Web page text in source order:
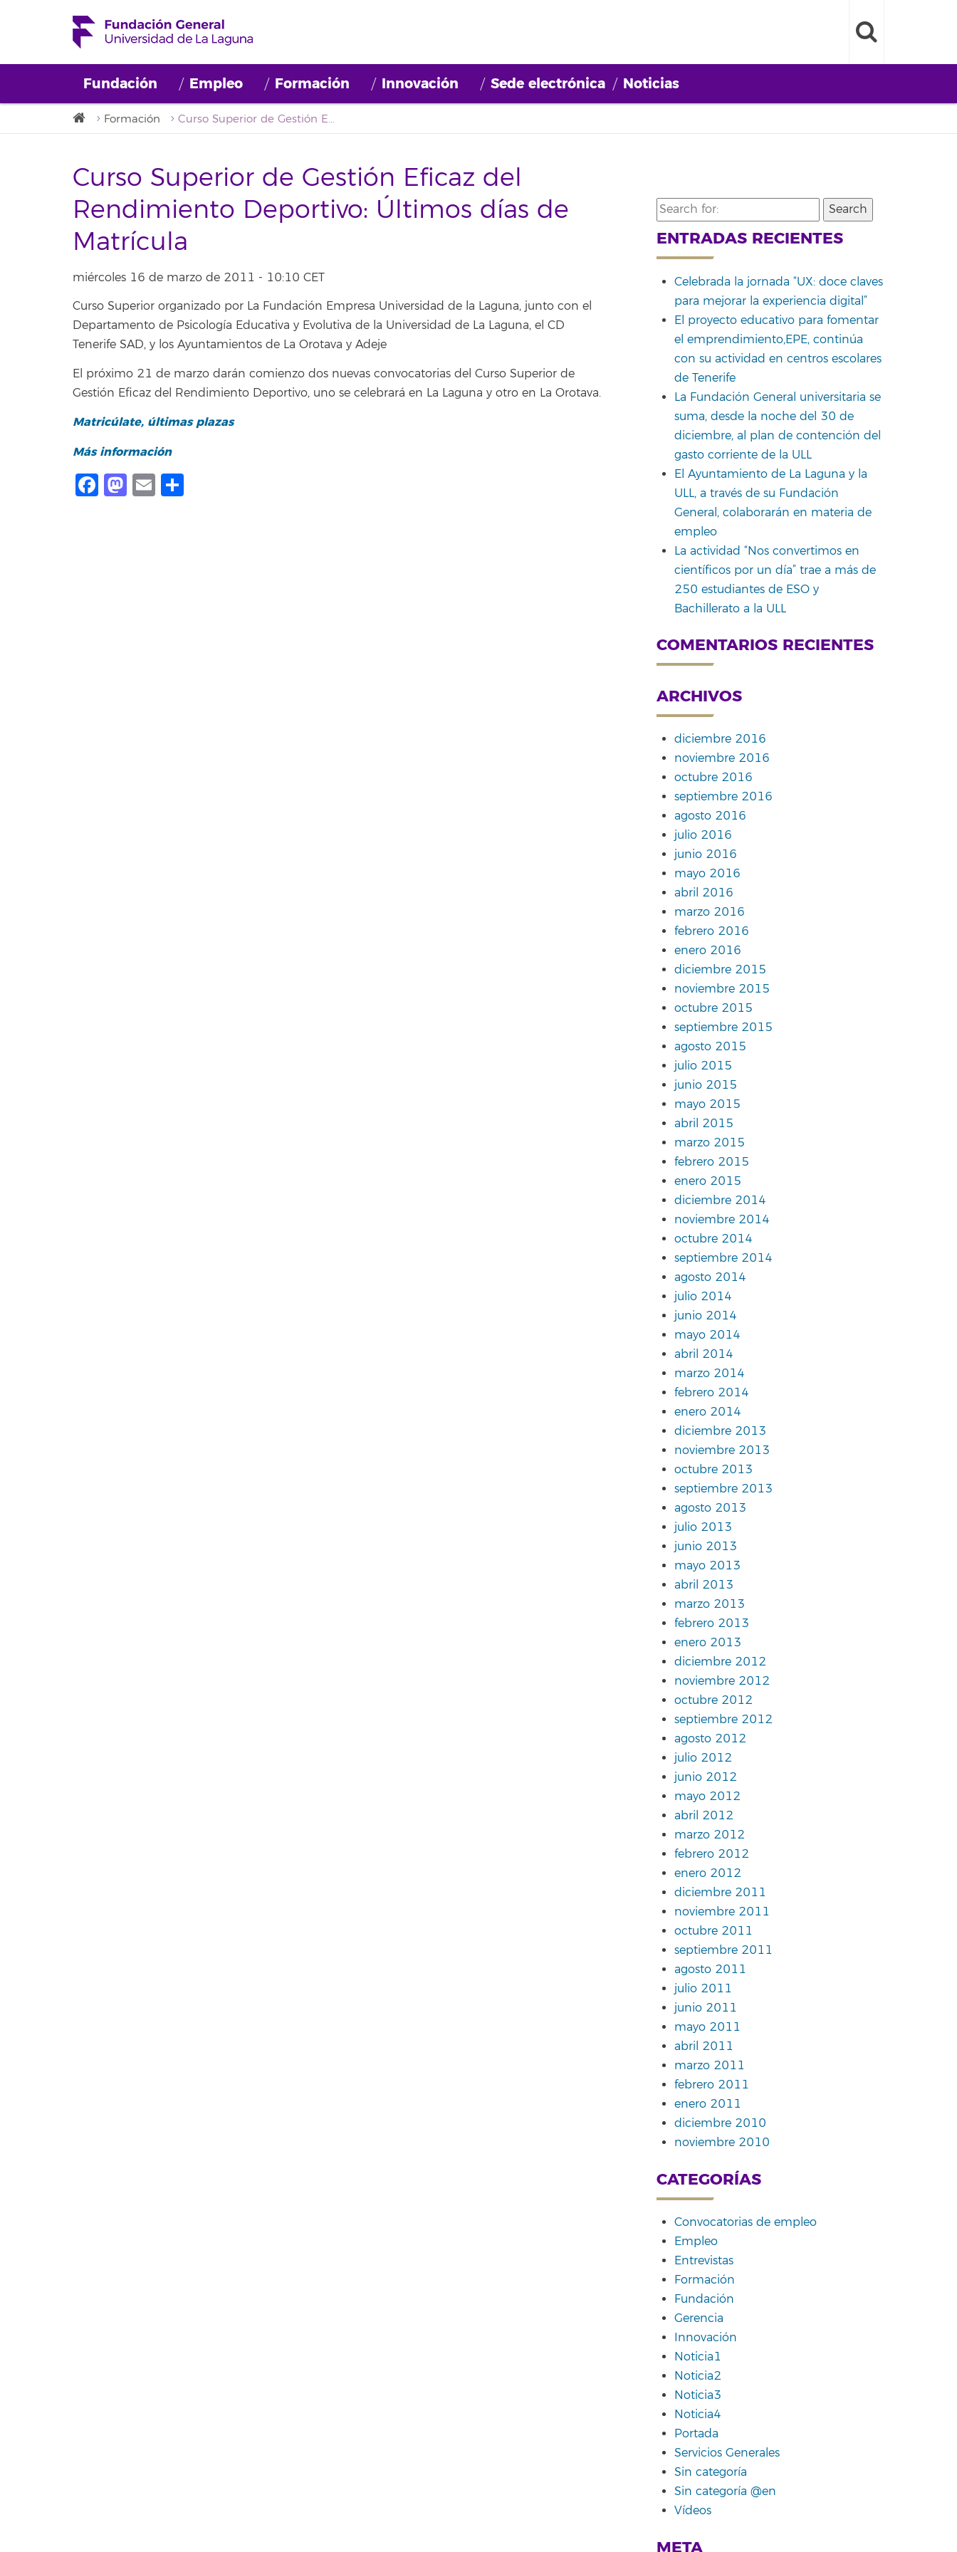
Fundación Empleo Formación Innovación Sede electrónica Noticias
Formación Curso Superior de Gestión Eficaz del Rendimiento Deportivo: Últimos días de Matrícula
Curso Superior de Gestión Eficaz del
Rendimiento Deportivo: Últimos días de
Matrícula
miércoles 16 de marzo de 2011 - 10:10 CET
Curso Superior organizado por La Fundación Empresa Universidad de la Laguna, junto con el
Departamento de Psicología Educativa y Evolutiva de la Universidad de La Laguna, el CD
Tenerife SAD, y los Ayuntamientos de La Orotava y Adeje
El próximo 21 de marzo darán comienzo dos nuevas convocatorias del Curso Superior de
Gestión Eficaz del Rendimiento Deportivo, uno se celebrará en La Laguna y otro en La Orotava.
Matricúlate, últimas plazas
Más información
Facebook
Mastodon
Email
Search
for:
ENTRADAS RECIENTES
Celebrada la jornada “UX: doce claves
para mejorar la experiencia digital”
El proyecto educativo para fomentar
el emprendimiento,EPE, continúa
con su actividad en centros escolares
de Tenerife
La Fundación General universitaria se
suma, desde la noche del 30 de
diciembre, al plan de contención del
gasto corriente de la ULL
El Ayuntamiento de La Laguna y la
ULL, a través de su Fundación
General, colaborarán en materia de
empleo
La actividad “Nos convertimos en
científicos por un día” trae a más de
250 estudiantes de ESO y
Bachillerato a la ULL
COMENTARIOS RECIENTES
ARCHIVOS
diciembre 2016
noviembre 2016
octubre 2016
septiembre 2016
agosto 2016
julio 2016
junio 2016
mayo 2016
abril 2016
marzo 2016
febrero 2016
enero 2016
diciembre 2015
noviembre 2015
octubre 2015
septiembre 2015
agosto 2015
julio 2015
junio 2015
mayo 2015
abril 2015
marzo 2015
febrero 2015
enero 2015
diciembre 2014
noviembre 2014
octubre 2014
septiembre 2014
agosto 2014
julio 2014
junio 2014
mayo 2014
abril 2014
marzo 2014
febrero 2014
enero 2014
diciembre 2013
noviembre 2013
octubre 2013
septiembre 2013
agosto 2013
julio 2013
junio 2013
mayo 2013
abril 2013
marzo 2013
febrero 2013
enero 2013
diciembre 2012
noviembre 2012
octubre 2012
septiembre 2012
agosto 2012
julio 2012
junio 2012
mayo 2012
abril 2012
marzo 2012
febrero 2012
enero 2012
diciembre 2011
noviembre 2011
octubre 2011
septiembre 2011
agosto 2011
julio 2011
junio 2011
mayo 2011
abril 2011
marzo 2011
febrero 2011
enero 2011
diciembre 2010
noviembre 2010
CATEGORÍAS
Convocatorias de empleo
Empleo
Entrevistas
Formación
Fundación
Gerencia
Innovación
Noticia1
Noticia2
Noticia3
Noticia4
Portada
Servicios Generales
Sin categoría
Sin categoría @en
Vídeos
META